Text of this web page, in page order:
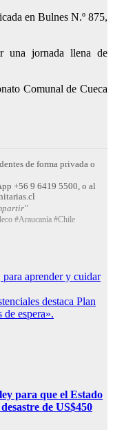
en Bulnes N.º 875,
una jornada llena de
Comunal de Cueca
de forma privada o
+56 9 6419 5500, o al
#Araucanía #Chile
aprender y cuidar
destaca Plan
espera».
para que el Estado
de US$450